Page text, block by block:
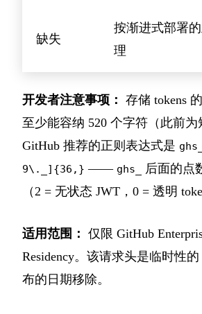
缺失
按渐进式部署
理
开发者注意事项： 存储 tokens
至少能容纳 520 个字符（此前为
GitHub 推荐的正则表达式是
9\._]{36,} —— ghs_
后面的点
（2 = 无状态 JWT，0 = 透明
适用范围： 仅限 GitHub
Residency。该请求头是临时性
布的日期移除。